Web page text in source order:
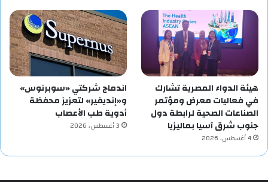
هيئة الدواء المصرية تشارك
في فعاليات معرض ومؤتمر
الصناعات الصحية لرابطة دول
جنوب شرق آسيا بماليزيا
4 أغسطس، 2026
اندماج شركتي «سوبرنوس»
و«إنديفير» لتعزيز محفظة
أدوية طب الأعصاب
3 أغسطس، 2026